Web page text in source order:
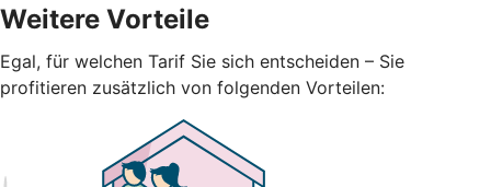
Weitere Vorteile
Egal, für welchen Tarif Sie sich entscheiden – Sie
profitieren zusätzlich von folgenden Vorteilen: